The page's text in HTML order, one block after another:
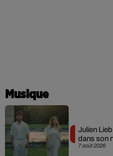
Musique
7 août 2026
Julien
dans son